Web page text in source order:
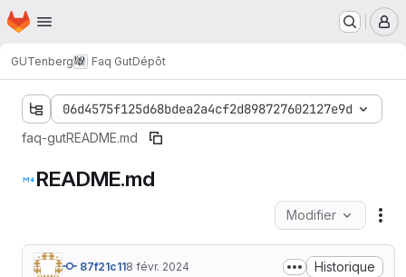
Passer au contenu principal
Page d'accueil
GUTenberg Faq GutDépôt
06d4575f125d68bdea2a4cf2d898727602127e9d
faq-gutREADME.md
README.md
Modifier
87f21c118 févr. 2024 Historique